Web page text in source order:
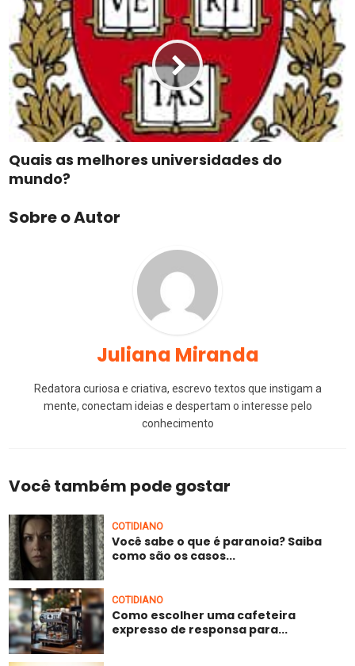
Quais as melhores universidades do
mundo?
Sobre o Autor
Juliana Miranda
Redatora curiosa e criativa, escrevo textos que instigam a
mente, conectam ideias e despertam o interesse pelo
conhecimento
Você também pode gostar
COTIDIANO
Você sabe o que é paranoia? Saiba
como são os casos...
COTIDIANO
Como escolher uma cafeteira
expresso de responsa para...